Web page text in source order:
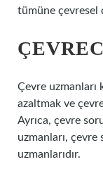
tümüne çevresel
Çevre
azaltmak ve
Ayrıca, çevre
uzmanları, çevre
uzmanlarıdır.